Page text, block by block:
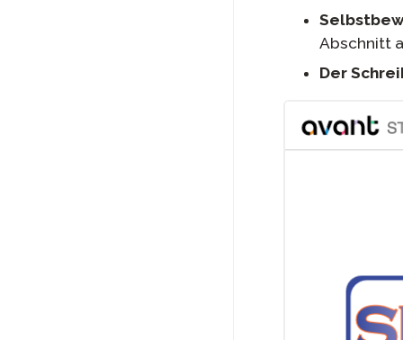
Abschnitt
Der